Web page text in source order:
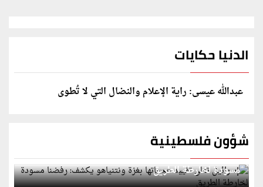
الدنيا حكايات
عبدالله عيسى: راية الإعلام والنضال التي لا تُطوى
شؤون فلسطينية
إسرائيل تعلن تقييد هجماتها بغزة ونتنياهو يكشف: رفضنا
مسودة لخارطة الطريق